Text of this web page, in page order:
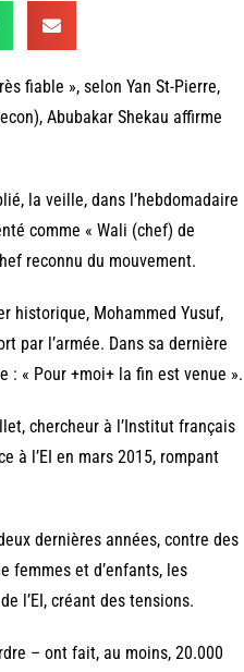
fiable », selon Yan St-Pierre,
Abubakar Shekau affirme
la veille, dans l’hebdomadaire
comme « Wali (chef) de
reconnu du mouvement.
historique, Mohammed Yusuf,
par l’armée. Dans sa dernière
: « Pour +moi+ la fin est venue ».
chercheur à l’Institut français
à l’EI en mars 2015, rompant
dernières années, contre des
femmes et d’enfants, les
l’EI, créant des tensions.
– ont fait, au moins, 20.000